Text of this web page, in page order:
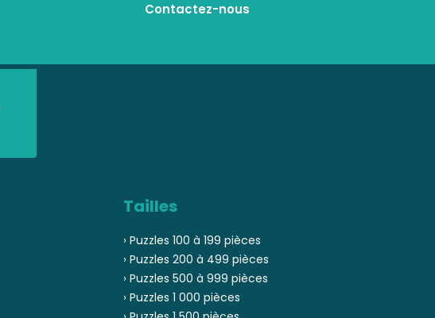
Contactez-nous
Tailles
› Puzzles 100 à 199 pièces
› Puzzles 200 à 499 pièces
› Puzzles 500 à 999 pièces
› Puzzles 1 000 pièces